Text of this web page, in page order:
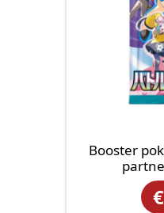
Booster
€